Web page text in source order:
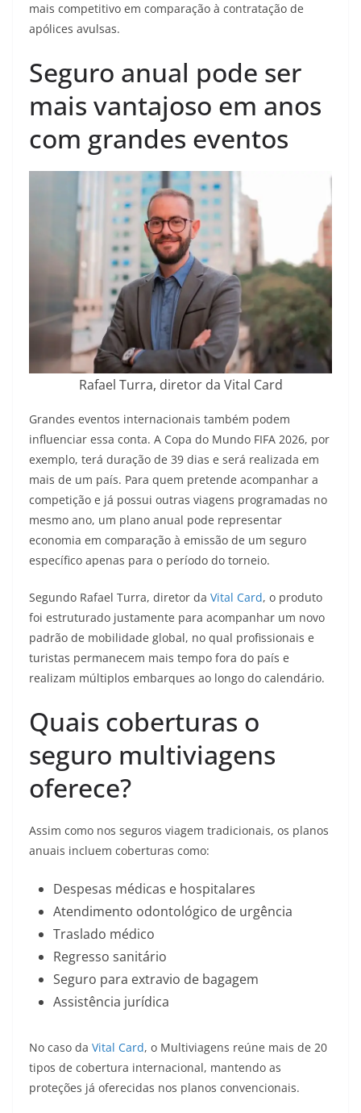
mais competitivo em comparação à contratação de
apólices avulsas.
Seguro anual pode ser
mais vantajoso em anos
com grandes eventos
Rafael Turra, diretor da Vital Card
Grandes eventos internacionais também podem
influenciar essa conta. A Copa do Mundo FIFA 2026, por
exemplo, terá duração de 39 dias e será realizada em
mais de um país. Para quem pretende acompanhar a
competição e já possui outras viagens programadas no
mesmo ano, um plano anual pode representar
economia em comparação à emissão de um seguro
específico apenas para o período do torneio.
Segundo Rafael Turra, diretor da Vital Card, o produto
foi estruturado justamente para acompanhar um novo
padrão de mobilidade global, no qual profissionais e
turistas permanecem mais tempo fora do país e
realizam múltiplos embarques ao longo do calendário.
Quais coberturas o
seguro multiviagens
oferece?
Assim como nos seguros viagem tradicionais, os planos
anuais incluem coberturas como:
Despesas médicas e hospitalares
Atendimento odontológico de urgência
Traslado médico
Regresso sanitário
Seguro para extravio de bagagem
Assistência jurídica
No caso da Vital Card, o Multiviagens reúne mais de 20
tipos de cobertura internacional, mantendo as
proteções já oferecidas nos planos convencionais.